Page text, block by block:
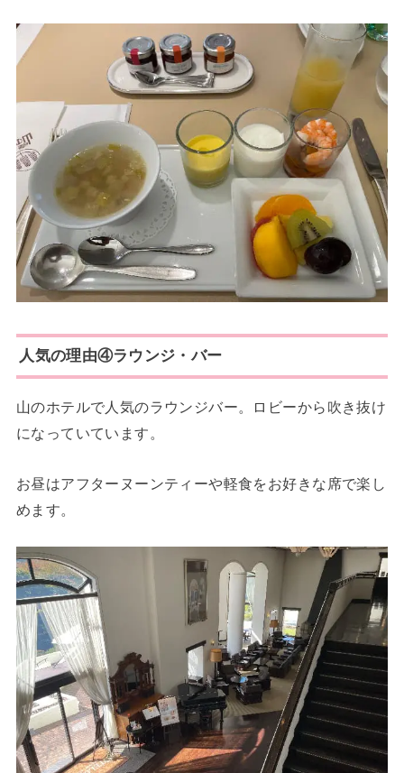
人気の理由④ラウンジ・バー
山のホテルで人気のラウンジバー。ロビーから吹き抜け
になっていています。
お昼はアフターヌーンティーや軽食をお好きな席で楽し
めます。